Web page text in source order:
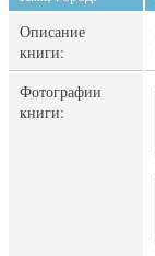
Описание
книги:
Фотографии
книги: